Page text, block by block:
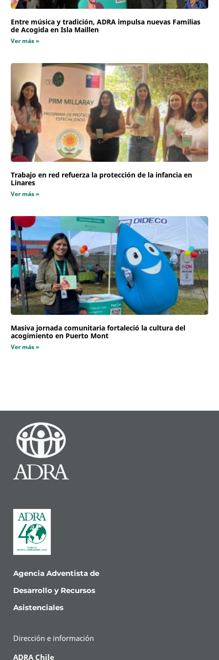
Entre música y tradición, ADRA impulsa nuevas Familias
de Acogida en Isla Maillen
Ver más »
Trabajo en red refuerza la protección de la infancia en
Linares
Ver más »
Masiva jornada comunitaria fortaleció la cultura del
acogimiento en Puerto Mont
Ver más »
Agencia Adventista de
Desarrollo y Recursos
Asistenciales
Dirección e información
ADRA Chile